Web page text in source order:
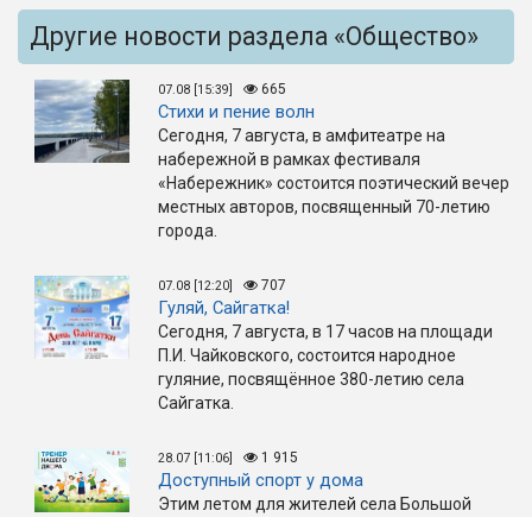
Другие новости раздела «Общество»
07.08 [15:39] 665
Стихи и пение волн
Сегодня, 7 августа, в амфитеатре на
набережной в рамках фестиваля
«Набережник» состоится поэтический вечер
местных авторов, посвященный 70-летию
города.
07.08 [12:20] 707
Гуляй, Сайгатка!
Сегодня, 7 августа, в 17 часов на площади
П.И. Чайковского, состоится народное
гуляние, посвящённое 380-летию села
Сайгатка.
28.07 [11:06] 1 915
Доступный спорт у дома
Этим летом для жителей села Большой